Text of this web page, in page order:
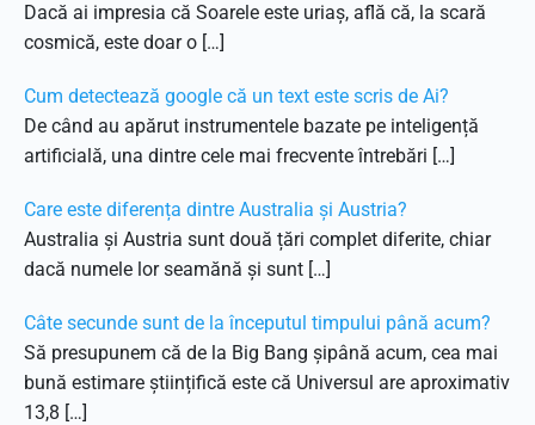
Dacă ai impresia că Soarele este uriaș, află că, la scară
cosmică, este doar o […]
Cum detectează google că un text este scris de Ai?
De când au apărut instrumentele bazate pe inteligență
artificială, una dintre cele mai frecvente întrebări […]
Care este diferența dintre Australia și Austria?
Australia și Austria sunt două țări complet diferite, chiar
dacă numele lor seamănă și sunt […]
Câte secunde sunt de la începutul timpului până acum?
Să presupunem că de la Big Bang șipână acum, cea mai
bună estimare științifică este că Universul are aproximativ
13,8 […]